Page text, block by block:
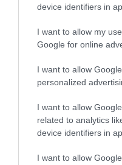
device identifiers in
I want to allow my
Google for online
I want to allow
personalized
I want to allow
related to analytics
device identifiers in
I want to allow
ΔΕΥΤΕΡΑ – ΡΕΜΟΣ